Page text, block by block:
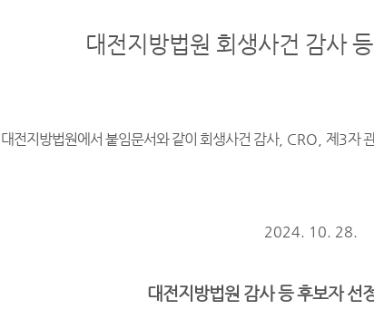
대전지방법원 회생사건 감사
대전지방법원에서 붙임문서와 같이 회생사건 감사, CRO, 제 3자
2024. 10. 28.
대전지방법원 감사 등 후보자 선